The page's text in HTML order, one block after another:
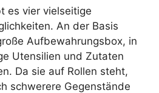
es vier vielseitige
An der Basis
Aufbewahrungsbox, in
Utensilien und Zutaten
Da sie auf Rollen steht,
schwerere Gegenstände